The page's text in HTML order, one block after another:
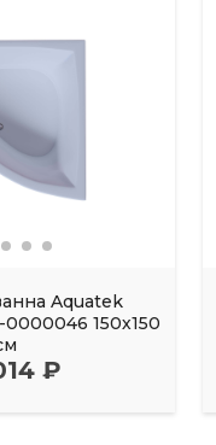
Aquatek
150х150
₽